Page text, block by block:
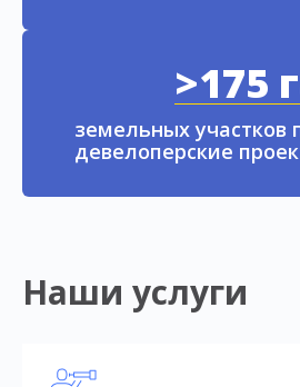
>175
земельных участков
девелоперские
Наши услуги